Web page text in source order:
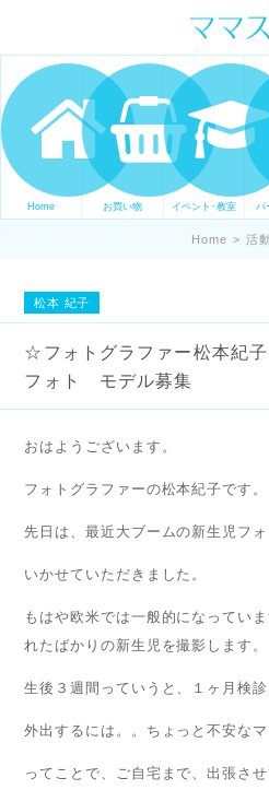
ママの才能発信し
表現ステージ マ
ンスを表現した
ます
Home お買い物 イベント･教室 パ
Home > 活
松本 紀子
☆フォトグラファー松本紀
フォト モデル募集
おはようございます。
フォトグラファーの松本紀子です。
先日は、最近大ブームの新生児フ
いかせていただきました。
もはや欧米では一般的になってい
れたばかりの新生児を撮影します。
生後３週間っていうと、１ヶ月検診
外出するには。。ちょっと不安な
ってことで、ご自宅まで、出張さ